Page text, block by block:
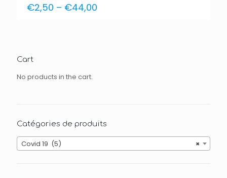
€2,50 – €44,00
Cart
No products in the cart.
Catégories de produits
×
Covid 19 (5)